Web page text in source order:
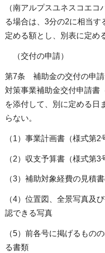
（南アルプスユネスコエ
る場合は、3分の2に相当
定める額とし、別表に定め
（交付の申請）
第7条 補助金の交付の申請
対策事業補助金交付申請書
を添付して、別に定める日
らない。
（1）事業計画書（様式第2
（2）収支予算書（様式第3
（3）補助対象経費の見積
（4）位置図、全景写真及
認できる写真
（5）前各号に掲げるもの
る書類